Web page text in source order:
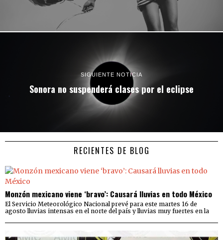
SIGUIENTE NOTICIA
Sonora no suspenderá clases por el eclipse
RECIENTES DE BLOG
Monzón mexicano viene ‘bravo’: Causará lluvias en todo México
El Servicio Meteorológico Nacional prevé para este martes 16 de
agosto lluvias intensas en el norte del país y lluvias muy fuertes en la